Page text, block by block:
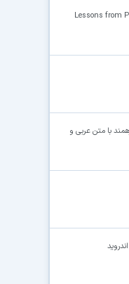
Lessons
با متن عربی و